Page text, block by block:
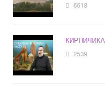
6618
2539